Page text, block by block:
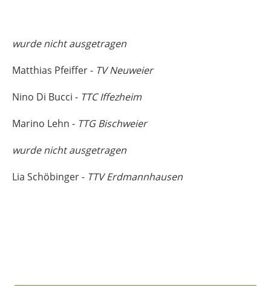
wurde nicht ausgetragen
Matthias Pfeiffer - TV Neuweier
Nino Di Bucci - TTC Iffezheim
Marino Lehn - TTG Bischweier
wurde nicht ausgetragen
Lia Schöbinger - TTV Erdmannhausen